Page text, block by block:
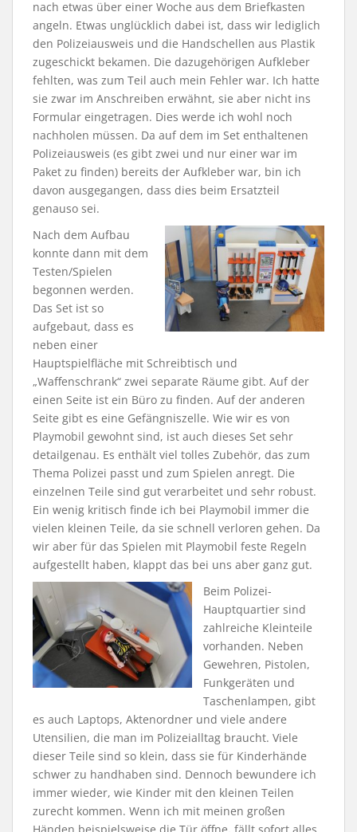
nach etwas über einer Woche aus dem Briefkasten
angeln. Etwas unglücklich dabei ist, dass wir lediglich
den Polizeiausweis und die Handschellen aus Plastik
zugeschickt bekamen. Die dazugehörigen Aufkleber
fehlten, was zum Teil auch mein Fehler war. Ich hatte
sie zwar im Anschreiben erwähnt, sie aber nicht ins
Formular eingetragen. Dies werde ich wohl noch
nachholen müssen. Da auf dem im Set enthaltenen
Polizeiausweis (es gibt zwei und nur einer war im
Paket zu finden) bereits der Aufkleber war, bin ich
davon ausgegangen, dass dies beim Ersatzteil
genauso sei.
Nach dem Aufbau
konnte dann mit dem
Testen/Spielen
begonnen werden.
Das Set ist so
aufgebaut, dass es
neben einer
Hauptspielfläche mit Schreibtisch und
„Waffenschrank“ zwei separate Räume gibt. Auf der
einen Seite ist ein Büro zu finden. Auf der anderen
Seite gibt es eine Gefängniszelle. Wie wir es von
Playmobil gewohnt sind, ist auch dieses Set sehr
detailgenau. Es enthält viel tolles Zubehör, das zum
Thema Polizei passt und zum Spielen anregt. Die
einzelnen Teile sind gut verarbeitet und sehr robust.
Ein wenig kritisch finde ich bei Playmobil immer die
vielen kleinen Teile, da sie schnell verloren gehen. Da
wir aber für das Spielen mit Playmobil feste Regeln
aufgestellt haben, klappt das bei uns aber ganz gut.
Beim Polizei-
Hauptquartier sind
zahlreiche Kleinteile
vorhanden. Neben
Gewehren, Pistolen,
Funkgeräten und
Taschenlampen, gibt
es auch Laptops, Aktenordner und viele andere
Utensilien, die man im Polizeialltag braucht. Viele
dieser Teile sind so klein, dass sie für Kinderhände
schwer zu handhaben sind. Dennoch bewundere ich
immer wieder, wie Kinder mit den kleinen Teilen
zurecht kommen. Wenn ich mit meinen großen
Händen beispielsweise die Tür öffne, fällt sofort alles